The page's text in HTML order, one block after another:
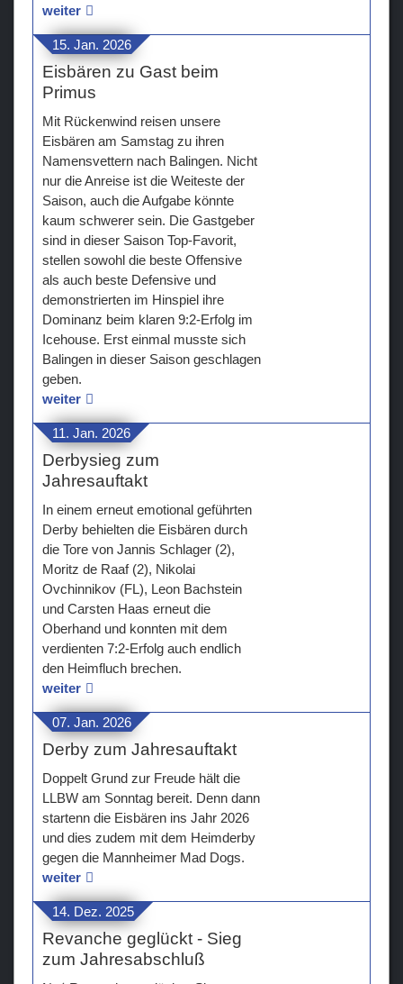
weiter
15. Jan. 2026
Eisbären zu Gast beim
Primus
Mit Rückenwind reisen unsere
Eisbären am Samstag zu ihren
Namensvettern nach Balingen. Nicht
nur die Anreise ist die Weiteste der
Saison, auch die Aufgabe könnte
kaum schwerer sein. Die Gastgeber
sind in dieser Saison Top-Favorit,
stellen sowohl die beste Offensive
als auch beste Defensive und
demonstrierten im Hinspiel ihre
Dominanz beim klaren 9:2-Erfolg im
Icehouse. Erst einmal musste sich
Balingen in dieser Saison geschlagen
geben.
weiter
11. Jan. 2026
Derbysieg zum
Jahresauftakt
In einem erneut emotional geführten
Derby behielten die Eisbären durch
die Tore von Jannis Schlager (2),
Moritz de Raaf (2), Nikolai
Ovchinnikov (FL), Leon Bachstein
und Carsten Haas erneut die
Oberhand und konnten mit dem
verdienten 7:2-Erfolg auch endlich
den Heimfluch brechen.
weiter
07. Jan. 2026
Derby zum Jahresauftakt
Doppelt Grund zur Freude hält die
LLBW am Sonntag bereit. Denn dann
startenn die Eisbären ins Jahr 2026
und dies zudem mit dem Heimderby
gegen die Mannheimer Mad Dogs.
weiter
14. Dez. 2025
Revanche geglückt - Sieg
zum Jahresabschluß